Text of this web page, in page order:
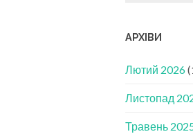
АРХІВИ
Лютий 2026
Листопад
Травень